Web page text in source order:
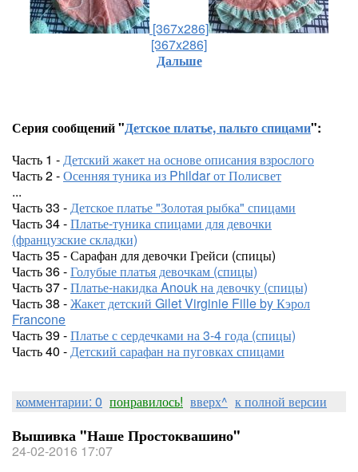
[367x286]
[367x286]
Дальше
Серия сообщений "Детское платье, пальто спицами":
Часть 1 -Детский жакет на основе описания взрослого
Часть 2 -Осенняя туника из Phildar от Полисвет
...
Часть 33 -Детское платье "Золотая рыбка" спицами
Часть 34 -Платье-туника спицами для девочки
(французские складки)
Часть 35 - Сарафан для девочки Грейси (спицы)
Часть 36 -Голубые платья девочкам (спицы)
Часть 37 -Платье-накидка Anouk на девочку (спицы)
Часть 38 -Жакет детский Gilet Virginie Fille by Кэрол
Francone
Часть 39 -Платье с сердечками на 3-4 года (спицы)
Часть 40 -Детский сарафан на пуговках спицами
комментарии: 0 понравилось! вверх^ к полной версии
Вышивка "Наше Простоквашино"
24-02-2016 17:07